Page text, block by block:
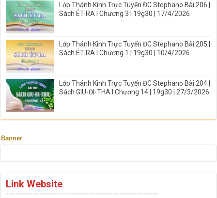
Lớp Thánh Kinh Trực Tuyến ĐC Stephano Bài 206 |
Sách ÉT-RA I Chương 3 | 19g30 | 17/4/2026
Lớp Thánh Kinh Trực Tuyến ĐC Stephano Bài 205 |
Sách ÉT-RA I Chương 1 | 19g30 | 10/4/2026
Lớp Thánh Kinh Trực Tuyến ĐC Stephano Bài 204 |
Sách GIU-ĐI-THA I Chương 14 | 19g30 | 27/3/2026
Banner
Link Website
---------------------------------------------------------------